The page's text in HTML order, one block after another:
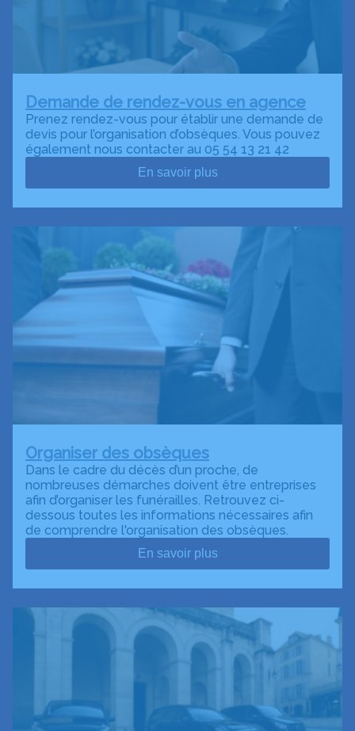
Demande de rendez-vous en agence
Prenez rendez-vous pour établir une demande de
devis pour l’organisation d’obsèques. Vous pouvez
également nous contacter au 05 54 13 21 42
En savoir plus
Organiser des obsèques
Dans le cadre du décès d’un proche, de
nombreuses démarches doivent être entreprises
afin d’organiser les funérailles. Retrouvez ci-
dessous toutes les informations nécessaires afin
de comprendre l'organisation des obsèques.
En savoir plus